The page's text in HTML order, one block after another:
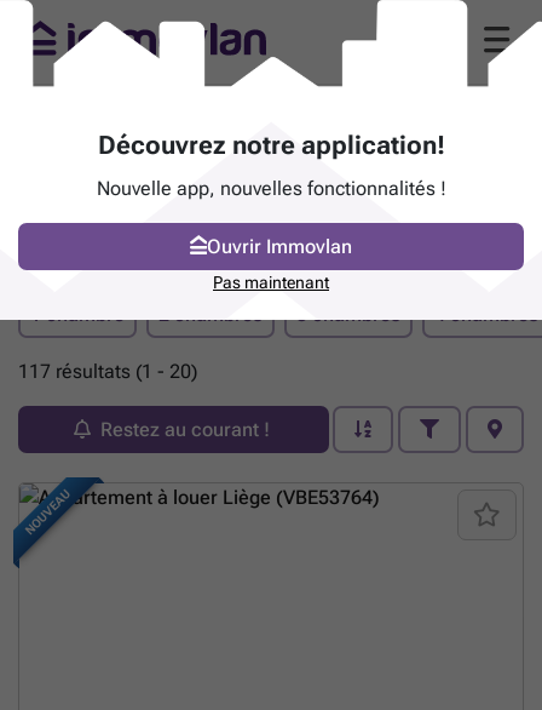
Bien immobilier à louer - Liège
1 chambre 2 chambres 3 chambres 4 chambres
117 résultats (1 - 20)
Restez au courant !
NOUVEAU
Découvrez notre application!
Nouvelle app, nouvelles fonctionnalités !
Ouvrir Immovlan
Pas maintenant